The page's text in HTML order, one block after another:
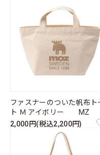
ファスナーのついた帆布ト
ト Ｍ アイボリー MZ
2,000円(税込2,200円)